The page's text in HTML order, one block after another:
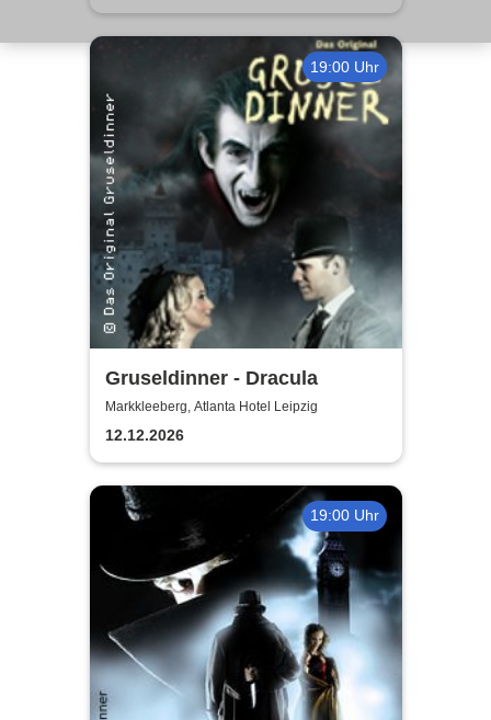
19:00 Uhr
Gruseldinner - Dracula
Markkleeberg, Atlanta Hotel Leipzig
12.12.2026
19:00 Uhr